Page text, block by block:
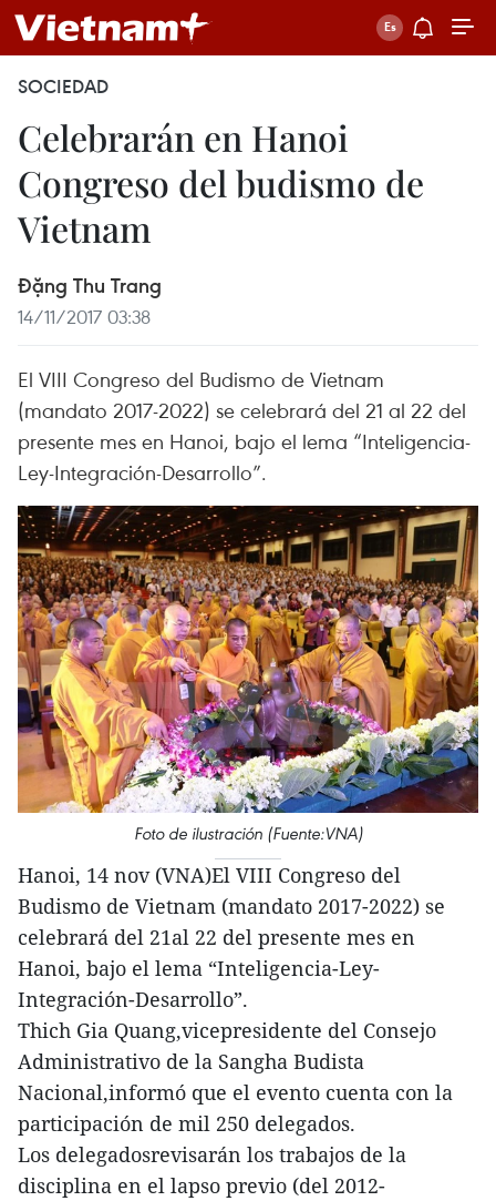
SOCIEDAD
Celebrarán en Hanoi
Congreso del budismo de
Vietnam
Đặng Thu Trang
14/11/2017 03:38
El VIII Congreso del Budismo de Vietnam
(mandato 2017-2022) se celebrará del 21 al 22 del
presente mes en Hanoi, bajo el lema “Inteligencia-
Ley-Integración-Desarrollo”.
Foto de ilustración (Fuente:VNA)
Hanoi, 14 nov (VNA)El VIII Congreso del
Budismo de Vietnam (mandato 2017-2022) se
celebrará del 21al 22 del presente mes en
Hanoi, bajo el lema “Inteligencia-Ley-
Integración-Desarrollo”.
Thich Gia Quang,vicepresidente del Consejo
Administrativo de la Sangha Budista
Nacional,informó que el evento cuenta con la
participación de mil 250 delegados.
Los delegadosrevisarán los trabajos de la
disciplina en el lapso previo (del 2012-